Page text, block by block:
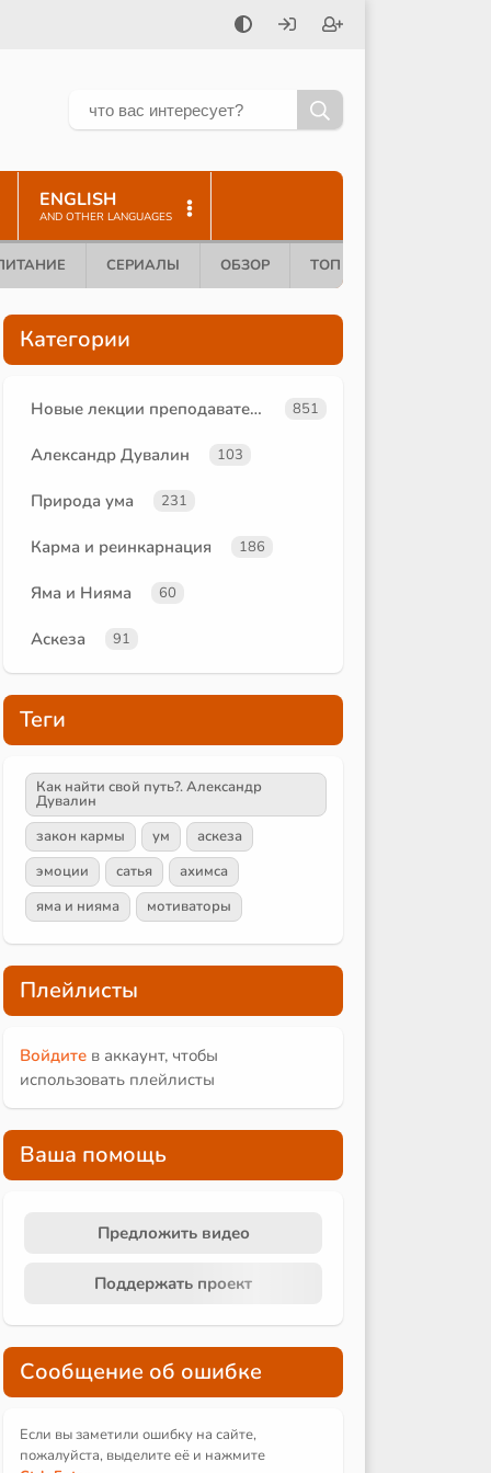
ENGLISH
AND OTHER LANGUAGES
СЕРИАЛЫ ОБЗОР ТОП 10
Категории
Новые лекции преподавателей 851
Александр Дувалин 103
Природа ума 231
Карма и реинкарнация 186
Яма и Нияма 60
Аскеза 91
Теги
Как найти свой путь?. Александр
Дувалин
закон кармы
ум
аскеза
эмоции
сатья
ахимса
яма и нияма
мотиваторы
Плейлисты
Войдите в аккаунт, чтобы
использовать плейлисты
Ваша помощь
Предложить видео
Поддержать проект
Сообщение об ошибке
Если вы заметили ошибку на сайте,
пожалуйста, выделите её и нажмите